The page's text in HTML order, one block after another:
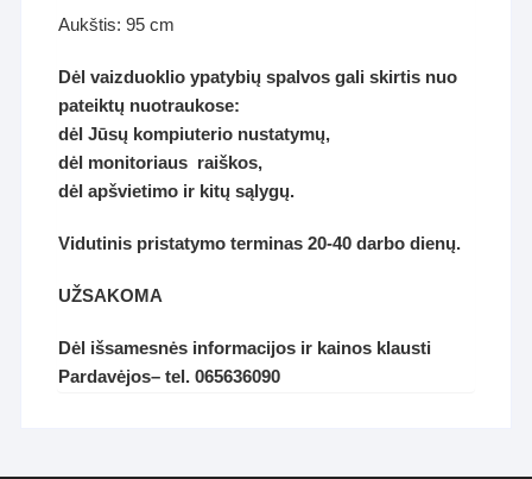
Aukštis: 95 cm
Dėl vaizduoklio ypatybių spalvos gali skirtis nuo
pateiktų nuotraukose:
dėl Jūsų kompiuterio nustatymų,
dėl monitoriaus raiškos,
dėl apšvietimo ir kitų sąlygų.
Vidutinis pristatymo terminas 20-40 darbo dienų.
UŽSAKOMA
Dėl išsamesnės informacijos ir kainos klausti
Pardavėjos– tel. 065636090